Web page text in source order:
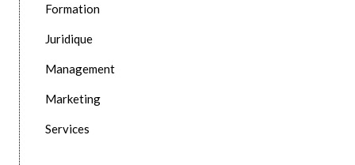
Formation
Juridique
Management
Marketing
Services